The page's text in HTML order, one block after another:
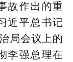
故作出的重
近平总书记
局会议上的
李强总理在